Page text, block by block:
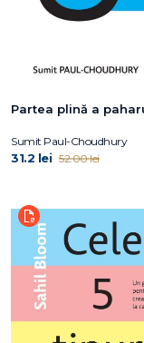
Partea plină a
Sumit Paul-Choudhury
31.2 lei 52.00 lei